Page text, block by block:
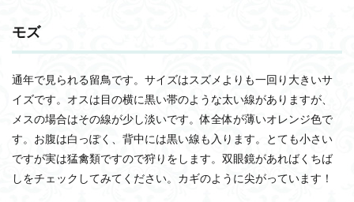
モズ
通年で見られる留鳥です。サイズはスズメよりも一回り大きいサ
イズです。オスは目の横に黒い帯のような太い線がありますが、
メスの場合はその線が少し淡いです。体全体が薄いオレンジ色で
す。お腹は白っぽく、背中には黒い線も入ります。とても小さい
ですが実は猛禽類ですので狩りをします。双眼鏡があればくちば
しをチェックしてみてください。カギのように尖がっています！